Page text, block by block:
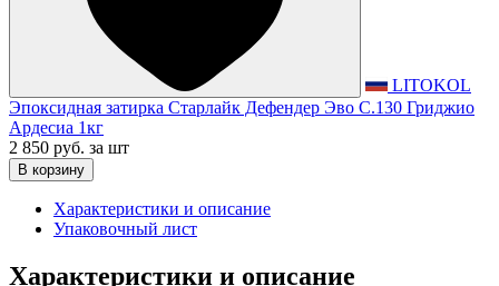
LITOKOL
Эпоксидная затирка Старлайк Дефендер Эво С.130 Гриджио
Ардесиа 1кг
2 850 руб. за шт
В корзину
Характеристики и описание
Упаковочный лист
Характеристики и описание